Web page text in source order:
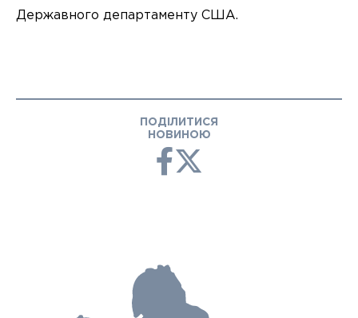
Державного департаменту США.
ПОДІЛИТИСЯ
НОВИНОЮ